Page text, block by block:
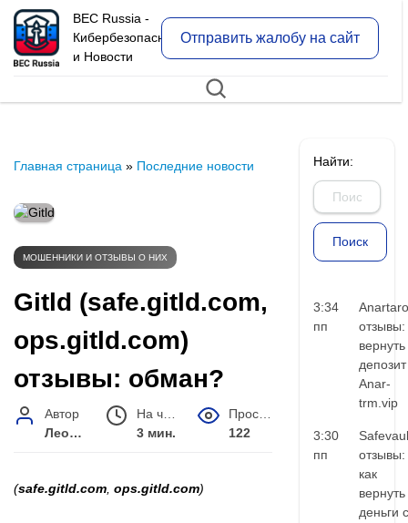
BEC Russia -
Кибербезопасность
и Новости
Отправить жалобу на сайт
Главная страница » Последние новости
МОШЕННИКИ И ОТЗЫВЫ О НИХ
Gitld (safe.gitld.com,
ops.gitld.com)
отзывы: обман?
Автор
Леонид Малышев
3 мин.
122
(safe.gitld.com ops.gitld.com)
Найти:
3:34
пп
отзывы:
вернуть
Anar-
trm.vip
3:30
пп
отзывы:
как
вернуть
деньги с